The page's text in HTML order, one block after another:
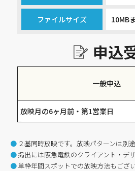
ファイルサイズ 10MB
申込
一般申込
放映月の6ヶ月前・第1営業日
２基同時放映です。放映パターンは別
掲出には阪急電鉄のクライアント・デ
単枠年間スポットでの放映方法もござい